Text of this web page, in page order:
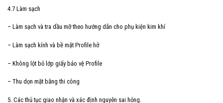
4.7 Làm sạch
– Làm sạch và tra dầu mỡ theo hướng dẫn cho phụ kiện kim khí
– Làm sạch kính và bề mặt Profile hở
– Không lột bỏ lớp giấy bảo vệ Profile
– Thu dọn mặt bằng thi công
5. Các thủ tục giao nhận và xác định nguyên sai hỏng.